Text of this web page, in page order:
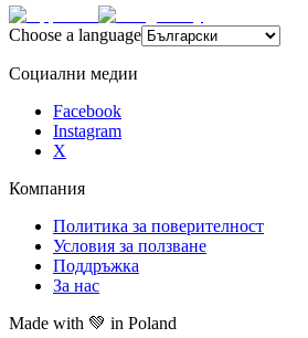
Choose a language
Социални медии
Facebook
Instagram
X
Компания
Политика за поверителност
Условия за ползване
Поддръжка
За нас
Made with 💚 in Poland